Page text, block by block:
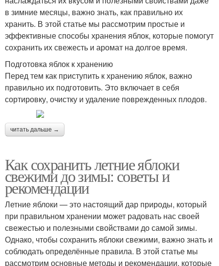
в зимние месяцы, важно знать, как правильно их
хранить. В этой статье мы рассмотрим простые и
эффективные способы хранения яблок, которые помогут
сохранить их свежесть и аромат на долгое время.
Подготовка яблок к хранению
Перед тем как приступить к хранению яблок, важно
правильно их подготовить. Это включает в себя
сортировку, очистку и удаление поврежденных плодов.
читать дальше →
Как сохранить летние яблоки
свежими до зимы: советы и
рекомендации
Летние яблоки — это настоящий дар природы, который
при правильном хранении может радовать нас своей
свежестью и полезными свойствами до самой зимы.
Однако, чтобы сохранить яблоки свежими, важно знать и
соблюдать определённые правила. В этой статье мы
рассмотрим основные методы и рекомендации, которые